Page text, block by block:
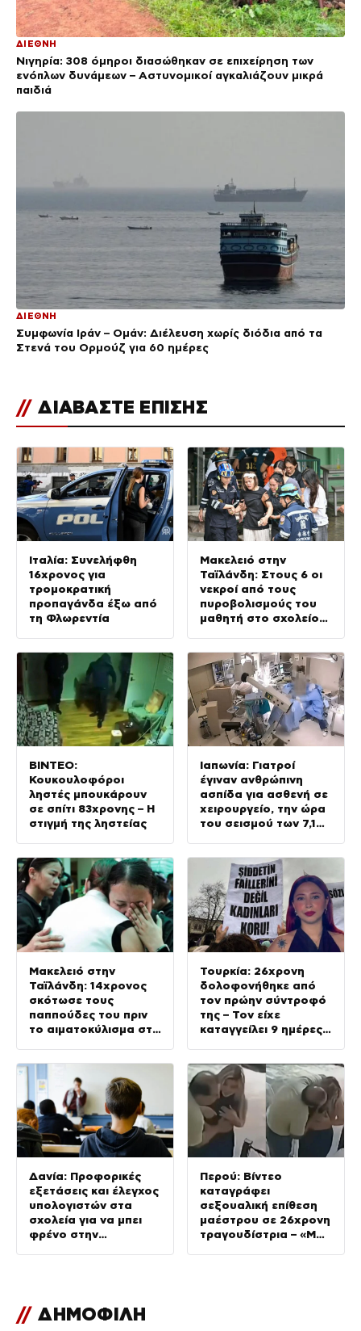
ΔΙΕΘΝΗ
Νιγηρία: 308 όμηροι διασώθηκαν σε επιχείρηση των
ενόπλων δυνάμεων – Αστυνομικοί αγκαλιάζουν μικρά
παιδιά
ΔΙΕΘΝΗ
Συμφωνία Ιράν – Ομάν: Διέλευση χωρίς διόδια από τα
Στενά του Ορμούζ για 60 ημέρες
// ΔΙΑΒΑΣΤΕ ΕΠΙΣΗΣ
Ιταλία: Συνελήφθη
16χρονος για
τρομοκρατική
προπαγάνδα έξω από
τη Φλωρεντία
Μακελειό στην
Ταϊλάνδη: Στους 6 οι
νεκροί από τους
πυροβολισμούς του
μαθητή στο σχολείο
ΒΙΝΤΕΟ:
Κουκουλοφόροι
ληστές μπουκάρουν
σε σπίτι 83χρονης – Η
στιγμή της ληστείας
Ιαπωνία: Γιατροί
έγιναν ανθρώπινη
ασπίδα για ασθενή σε
χειρουργείο, την ώρα
του σεισμού των 7,1
Μακελειό στην
Ταϊλάνδη: 14χρονος
σκότωσε τους
παππούδες του πριν
το αιματοκύλισμα στο
Τουρκία: 26χρονη
δολοφονήθηκε από
τον πρώην σύντροφό
της – Τον είχε
καταγγείλει 9 ημέρες
Δανία: Προφορικές
εξετάσεις και έλεγχος
υπολογιστών στα
σχολεία για να μπει
φρένο στην
Περού: Βίντεο
καταγράφει
σεξουαλική επίθεση
μαέστρου σε 26χρονη
τραγουδίστρια – «Μου
// ΔΗΜΟΦΙΛΗ